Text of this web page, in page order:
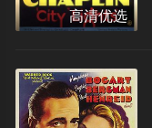
高清优选